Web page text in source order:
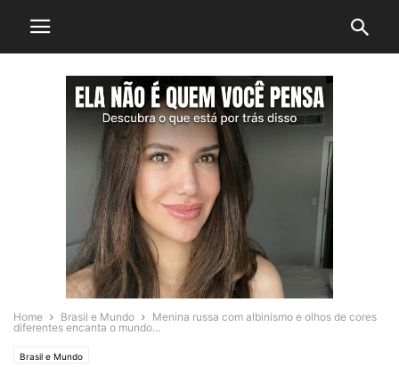
Home Brasil e Mundo
Menina russa com albinismo e olhos de cores
diferentes encanta o mundo...
Brasil e Mundo